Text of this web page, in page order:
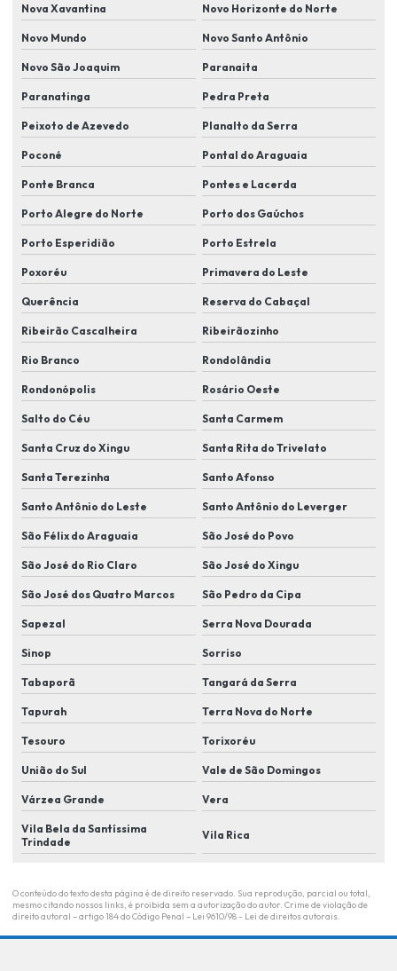
Instalação de sistema de segurança com câmera e alarme
Instalação de sistema de vigilância para casa
Instalação de sistemas de controle de acesso biométrico
Instalação de sistemas de proteção perimetral
Instalação de sistemas de segurança
Instalação de sistemas de segurança para condomínios
Instalação de sistemas de segurança eletrônica
Instalação de sistemas de videomonitoramento
Instalação de soluções de segurança para indústrias
Instalação de tecnologias de segurança eletrônica
Itens de segurança eletrônica
Kit de câmera de segurança em lucas do rio verde
Kit câmera de segurança residencial
Manutenção de câmera de segurança em lucas do rio verde
Monitoramento eletrônico
Monitoramento eletrônico de alarme
Monitoramento eletrônico em lucas do rio verde
Monitoramento de eventos
Monitoramento remoto
Portaria remota
Portaria remota para condominios
Portaria remota em lucas do rio verde
Nova Xavantina Novo Horizonte do Norte
Novo Mundo Novo Santo Antônio
Novo São Joaquim Paranaita
Paranatinga Pedra Preta
Peixoto de Azevedo Planalto da Serra
Poconé Pontal do Araguaia
Ponte Branca Pontes e Lacerda
Porto Alegre do Norte Porto dos Gaúchos
Porto Esperidião Porto Estrela
Poxoréu Primavera do Leste
Querência Reserva do Cabaçal
Ribeirão Cascalheira Ribeirãozinho
Rio Branco Rondolândia
Rondonópolis Rosário Oeste
Salto do Céu Santa Carmem
Santa Cruz do Xingu Santa Rita do Trivelato
Santa Terezinha Santo Afonso
Santo Antônio do Leste Santo Antônio do Leverger
São Félix do Araguaia São José do Povo
São José do Rio Claro São José do Xingu
São José dos Quatro Marcos São Pedro da Cipa
Sapezal Serra Nova Dourada
Sinop Sorriso
Tabaporã Tangará da Serra
Tapurah Terra Nova do Norte
Tesouro Torixoréu
União do Sul Vale de São Domingos
Várzea Grande Vera
Vila Bela da Santíssima
Trindade
Vila Rica
O conteúdo do texto desta página é de direito reservado. Sua reprodução, parcial ou total,
mesmo citando nossos links, é proibida sem a autorização do autor. Crime de violação de
direito autoral – artigo 184 do Código Penal – Lei 9610/98 - Lei de direitos autorais